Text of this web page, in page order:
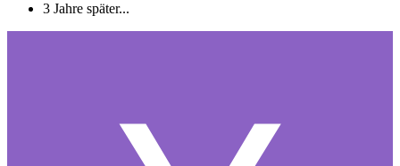
3 Jahre später...